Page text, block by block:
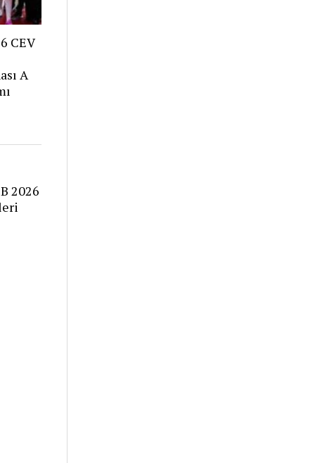
CEV
A
2026